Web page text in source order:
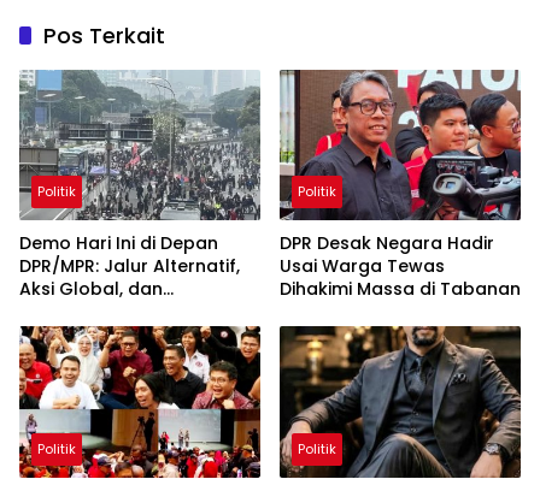
Pos Terkait
Politik
Demo Hari Ini di Depan
DPR/MPR: Jalur Alternatif,
Aksi Global, dan
Agustus 2026
Politik
DPR Desak Negara Hadir
Usai Warga Tewas
Dihakimi Massa di Tabanan
Politik Politik